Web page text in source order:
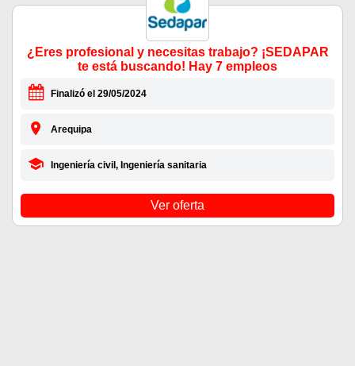
¿Eres profesional y necesitas trabajo? ¡SEDAPAR
te está buscando! Hay 7 empleos
Finalizó el 29/05/2024
Arequipa
Ingeniería civil, Ingeniería sanitaria
Ver oferta